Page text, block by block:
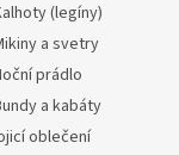
(legíny)
a svetry
prádlo
a kabáty
oblečení